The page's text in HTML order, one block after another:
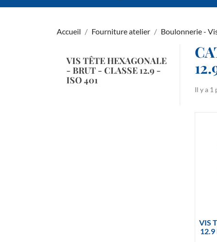
Accueil Fourniture atelier Boulonnerie -
VIS TÊTE HEXAGONALE
- BRUT - CLASSE 12.9 -
ISO 401
Il y a 1
VIS
12.9